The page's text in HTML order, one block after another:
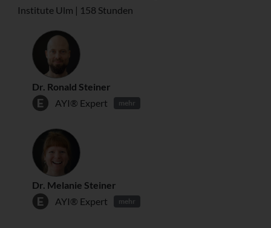
Institute Ulm | 158 Stunden
Dr. Ronald Steiner
AYI® Expert
mehr
Dr. Melanie Steiner
AYI® Expert
mehr